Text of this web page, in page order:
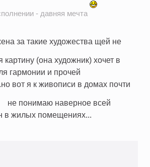
- давняя мечта
за такие художества щей не
картину (она художник) хочет в
гармонии и прочей
вот я к живописи в домах почти
не понимаю наверное всей
в жилых помещениях...